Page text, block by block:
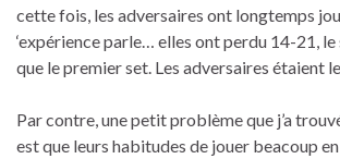
cette fois, les adversaires ont longtemps
‘expérience parle… elles ont perdu 14-21,
que le premier set. Les adversaires étaient
Par contre, une petit problème que j’a
est que leurs habitudes de jouer beacoup